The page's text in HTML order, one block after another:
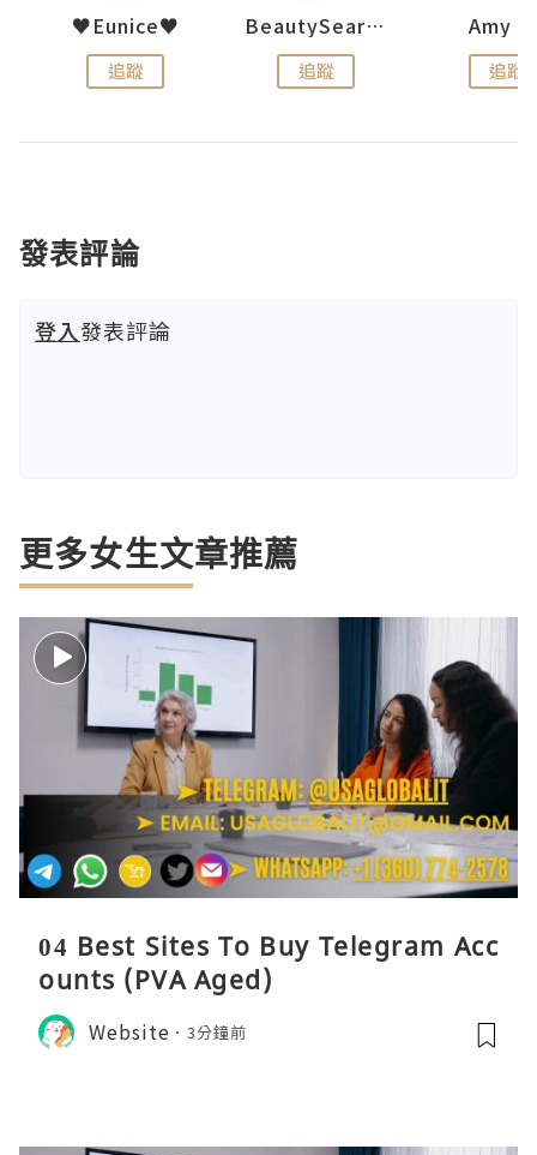
♥Eunice♥
追蹤
BeautySearch
追蹤
Amy
追蹤
發表評論
登入發表評論
更多女生文章推薦
04 Best Sites To Buy Telegram Acc
ounts (PVA Aged)
Website 3分鐘前